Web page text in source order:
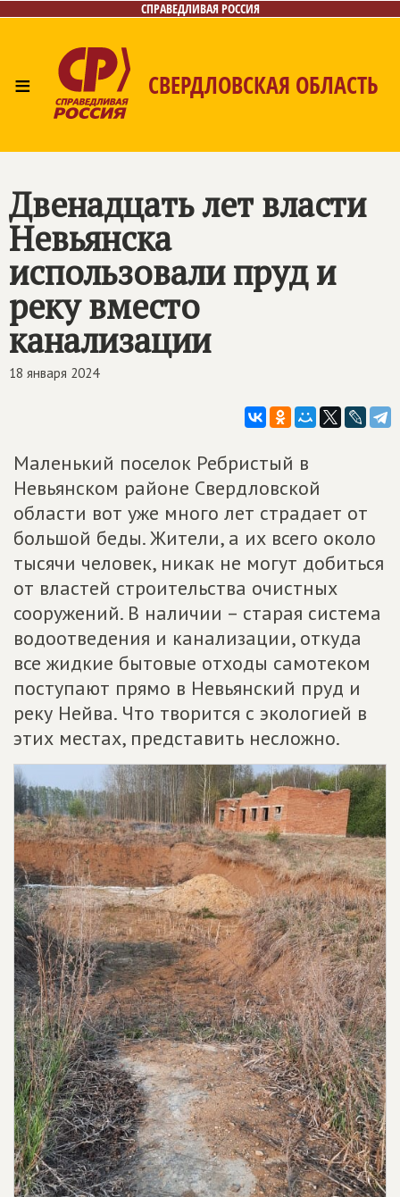
СПРАВЕДЛИВАЯ РОССИЯ
≡ СВЕРДЛОВСКАЯ ОБЛАСТЬ
Двенадцать лет власти
Невьянска
использовали пруд и
реку вместо
канализации
18 января 2024
Маленький поселок Ребристый в
Невьянском районе Свердловской
области вот уже много лет страдает от
большой беды. Жители, а их всего около
тысячи человек, никак не могут добиться
от властей строительства очистных
сооружений. В наличии – старая система
водоотведения и канализации, откуда
все жидкие бытовые отходы самотеком
поступают прямо в Невьянский пруд и
реку Нейва. Что творится с экологией в
этих местах, представить несложно.